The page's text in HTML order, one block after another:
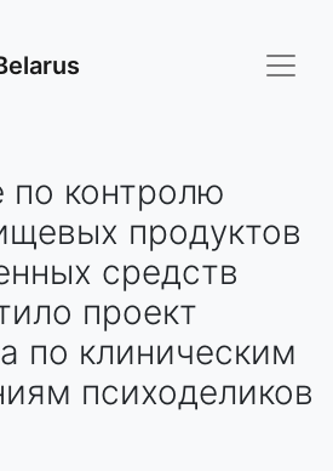
по контролю
продуктов
средств
проект
по клиническим
психоделиков